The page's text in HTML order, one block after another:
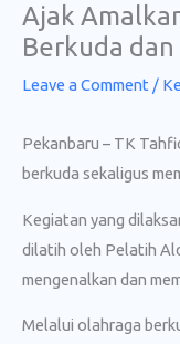
SkipAjak
Berkuda
Leave a Comment /
Pekanbaru – TK
berkuda sekaligus
Kegiatan yang
dilatih oleh Pelatih
mengenalkan dan
Melalui olahraga